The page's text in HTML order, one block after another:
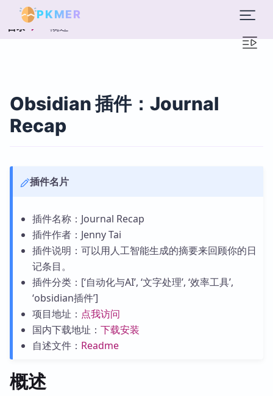
PKMER
目录 概述
Obsidian 插件：Journal
Recap
插件名片
插件名称：Journal Recap
插件作者：Jenny Tai
插件说明：可以用人工智能生成的摘要来回顾你的日
记条目。
插件分类：[‘自动化与AI’, ‘文字处理’, ‘效率工具’,
‘obsidian插件’]
项目地址： 点我访问
国内下载地址： 下载安装
自述文件： Readme
概述